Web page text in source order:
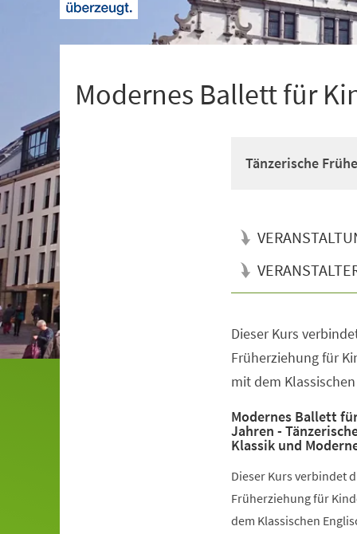
Modernes Ballett für
Tänzerische
Dieser Kurs
Früherziehung für
mit dem
Modernes Ballett
Jahren -
Klassik und
Dieser Kurs verbindet
Früherziehung für
dem Klassischen